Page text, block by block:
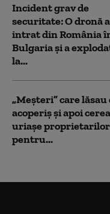
Incident grav de
securitate: O dronă a
intrat din România
Bulgaria şi a
la...
„Meșteri” care lăsau
acoperiș și apoi
uriașe proprietarilor
pentru...